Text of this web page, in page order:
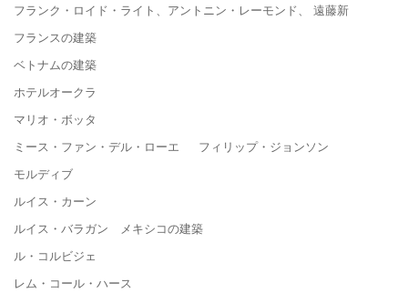
フランク・ロイド・ライト、アントニン・レーモンド、 遠藤新
フランスの建築
ベトナムの建築
ホテルオークラ
マリオ・ボッタ
ミース・ファン・デル・ローエ フィリップ・ジョンソン
モルディブ
ルイス・カーン
ルイス・バラガン メキシコの建築
ル・コルビジェ
レム・コール・ハース